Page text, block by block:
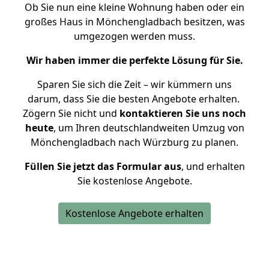
Ob Sie nun eine kleine Wohnung haben oder ein
großes Haus in Mönchengladbach besitzen, was
umgezogen werden muss.
Wir haben immer die perfekte Lösung für Sie.
Sparen Sie sich die Zeit – wir kümmern uns
darum, dass Sie die besten Angebote erhalten.
Zögern Sie nicht und kontaktieren Sie uns noch
heute, um Ihren deutschlandweiten Umzug von
Mönchengladbach nach Würzburg zu planen.
Füllen Sie jetzt das Formular aus, und erhalten
Sie kostenlose Angebote.
Kostenlose Angebote erhalten